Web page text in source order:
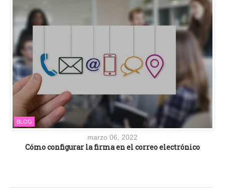
BLOG
marzo 06, 2022
Cómo configurar la firma en el correo electrónico